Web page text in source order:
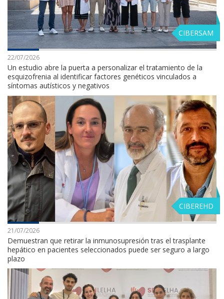
CIBERSAM
22/07/2026
Un estudio abre la puerta a personalizar el tratamiento de la
esquizofrenia al identificar factores genéticos vinculados a
síntomas autísticos y negativos
CIBEREHD
21/07/2026
Demuestran que retirar la inmunosupresión tras el trasplante
hepático en pacientes seleccionados puede ser seguro a largo
plazo